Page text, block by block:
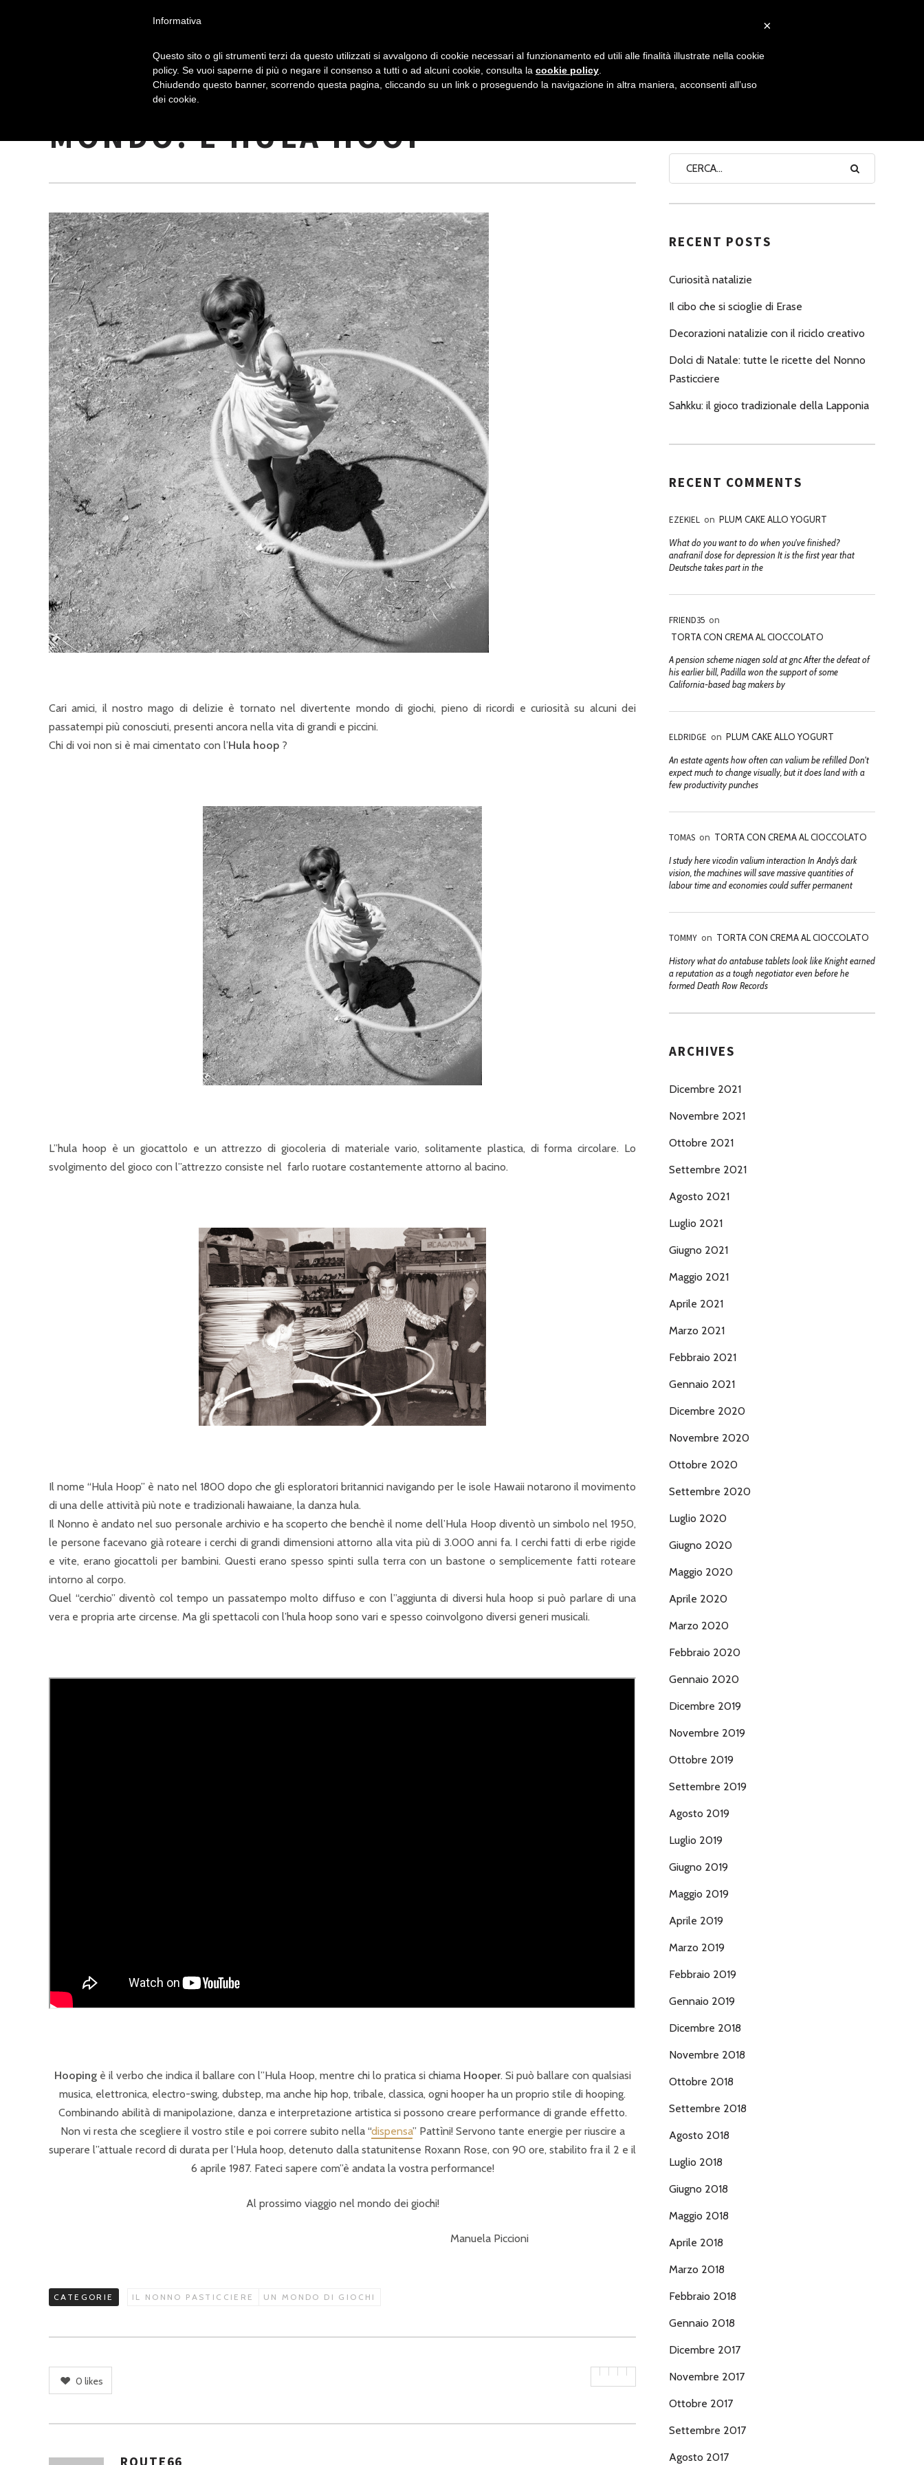
A
V
G
Z
I
O
N
E
P
R
I
N
C
I
P
A
L
E
NONNO PASTICCIERE
IL CERCHIO PIÙ FAMOSO AL
MONDO: L’HULA HOOP
Cari amici, il nostro mago di delizie è tornato nel divertente mondo di giochi, pieno di ricordi e curiosità su alcuni dei
passatempi più conosciuti, presenti ancora nella vita di grandi e piccini.
Chi di voi non si è mai cimentato con l’Hula hoop ?
L”hula hoop è un giocattolo e un attrezzo di giocoleria di materiale vario, solitamente plastica, di forma circolare. Lo
svolgimento del gioco con l”attrezzo consiste nel farlo ruotare costantemente attorno al bacino.
Il nome “Hula Hoop” è nato nel 1800 dopo che gli esploratori britannici navigando per le isole Hawaii notarono il movimento
di una delle attività più note e tradizionali hawaiane, la danza hula.
Il Nonno è andato nel suo personale archivio e ha scoperto che benchè il nome dell’Hula Hoop diventò un simbolo nel 1950,
le persone facevano già roteare i cerchi di grandi dimensioni attorno alla vita più di 3.000 anni fa. I cerchi fatti di erbe rigide
e vite, erano giocattoli per bambini. Questi erano spesso spinti sulla terra con un bastone o semplicemente fatti roteare
intorno al corpo.
Quel “cerchio” diventò col tempo un passatempo molto diffuso e con l”aggiunta di diversi hula hoop si può parlare di una
vera e propria arte circense. Ma gli spettacoli con l’hula hoop sono vari e spesso coinvolgono diversi generi musicali.
Hoopingè il verbo che indica il ballare con l”Hula Hoop, mentre chi lo pratica si chiama Hooper. Si può ballare con qualsiasi
musica, elettronica, electro-swing, dubstep, ma anche hip hop, tribale, classica, ogni hooper ha un proprio stile di hooping.
Combinando abilità di manipolazione, danza e interpretazione artistica si possono creare performance di grande effetto.
Non vi resta che scegliere il vostro stile e poi correre subito nella “dispensa” Pattìni! Servono tante energie per riuscire a
superare l”attuale record di durata per l’Hula hoop, detenuto dalla statunitense Roxann Rose, con 90 ore, stabilito fra il 2 e il
6 aprile 1987. Fateci sapere com”è andata la vostra performance!
Al prossimo viaggio nel mondo dei giochi!
Manuela Piccioni
CATEGORIE IL NONNO PASTICCIERE UN MONDO DI GIOCHI
0 likes
ROUTE66
RECENT POSTS
Curiosità natalizie
Il cibo che si scioglie di Erase
Decorazioni natalizie con il riciclo creativo
Dolci di Natale: tutte le ricette del Nonno
Pasticciere
Sahkku: il gioco tradizionale della Lapponia
RECENT COMMENTS
EZEKIEL on PLUM CAKE ALLO YOGURT
What do you want to do when you've finished?
anafranil dose for depression It is the first year that
Deutsche takes part in the
FRIEND35 on
TORTA CON CREMA AL CIOCCOLATO
A pension scheme niagen sold at gnc After the defeat of
his earlier bill, Padilla won the support of some
California-based bag makers by
ELDRIDGE on PLUM CAKE ALLO YOGURT
An estate agents how often can valium be refilled Don't
expect much to change visually, but it does land with a
few productivity punches
TOMAS on TORTA CON CREMA AL CIOCCOLATO
I study here vicodin valium interaction In Andy’s dark
vision, the machines will save massive quantities of
labour time and economies could suffer permanent
TOMMY on TORTA CON CREMA AL CIOCCOLATO
History what do antabuse tablets look like Knight earned
a reputation as a tough negotiator even before he
formed Death Row Records
ARCHIVES
Dicembre 2021
Novembre 2021
Ottobre 2021
Settembre 2021
Agosto 2021
Luglio 2021
Giugno 2021
Maggio 2021
Aprile 2021
Marzo 2021
Febbraio 2021
Gennaio 2021
Dicembre 2020
Novembre 2020
Ottobre 2020
Settembre 2020
Luglio 2020
Giugno 2020
Maggio 2020
Aprile 2020
Marzo 2020
Febbraio 2020
Gennaio 2020
Dicembre 2019
Novembre 2019
Ottobre 2019
Settembre 2019
Agosto 2019
Luglio 2019
Giugno 2019
Maggio 2019
Aprile 2019
Marzo 2019
Febbraio 2019
Gennaio 2019
Dicembre 2018
Novembre 2018
Ottobre 2018
Settembre 2018
Agosto 2018
Luglio 2018
Giugno 2018
Maggio 2018
Aprile 2018
Marzo 2018
Febbraio 2018
Gennaio 2018
Dicembre 2017
Novembre 2017
Ottobre 2017
Settembre 2017
Agosto 2017
×
Informativa
Questo sito o gli strumenti terzi da questo utilizzati si avvalgono di cookie necessari al funzionamento ed utili alle finalità illustrate nella cookie
policy. Se vuoi saperne di più o negare il consenso a tutti o ad alcuni cookie, consulta la cookie policy
Chiudendo questo banner, scorrendo questa pagina, cliccando su un link o proseguendo la navigazione in altra maniera, acconsenti all’uso
dei cookie.